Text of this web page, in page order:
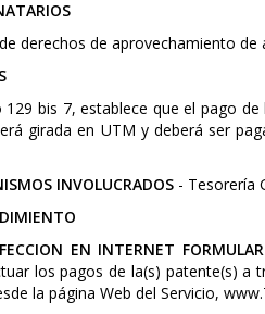
derechos de aprovechamiento de
129 bis 7, establece que el pago
girada en UTM y deberá ser
INVOLUCRADOS - Tesorería
EN INTERNET
los pagos de la(s) patente(s) a
la página Web del Servicio,